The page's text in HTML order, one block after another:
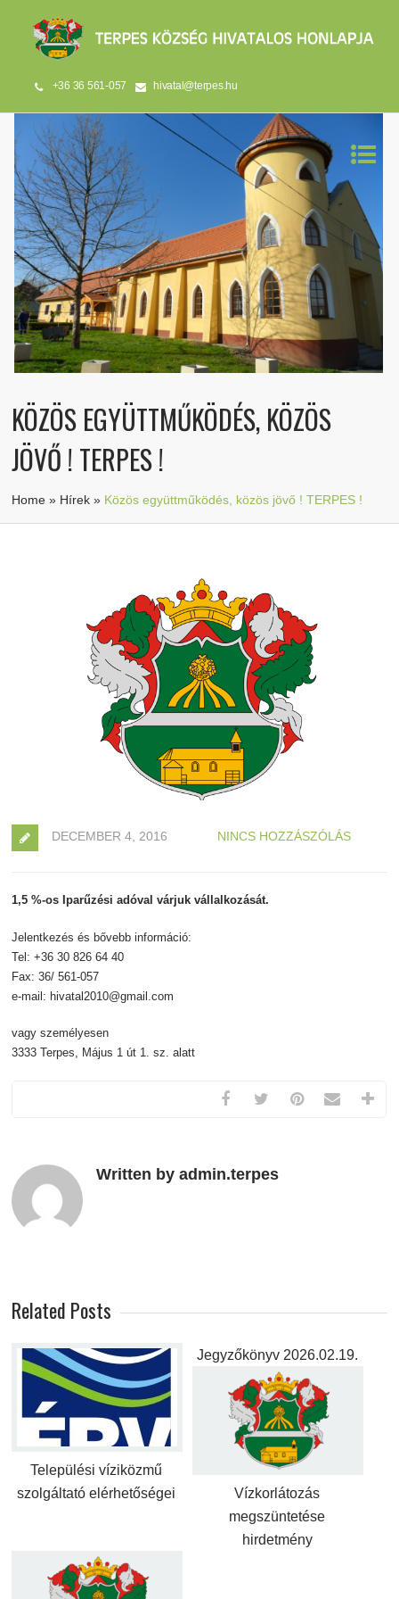
+36 36 561-057 hivatal@terpes.hu
KÖZÖS EGYÜTTMŰKÖDÉS, KÖZÖS
JÖVŐ ! TERPES !
Home » Hírek » Közös együttműködés, közös jövő ! TERPES !
DECEMBER 4, 2016 NINCS HOZZÁSZÓLÁS
1,5 %-os Iparűzési adóval várjuk vállalkozását.
Jelentkezés és bővebb információ:
Tel: +36 30 826 64 40
Fax: 36/ 561-057
e-mail: hivatal2010@gmail.com
vagy személyesen
3333 Terpes, Május 1 út 1. sz. alatt
Written by admin.terpes
Related Posts
Települési víziközmű
szolgáltató elérhetőségei
Jegyzőkönyv 2026.02.19.
Vízkorlátozás
megszüntetése
hirdetmény